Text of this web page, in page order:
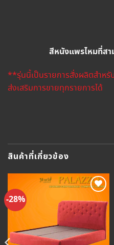
สีหนังแพรไหมที่สา
**รุ่นนี้เป็นรายการสั่งผลิตสำหรั
ส่งเสริมการขายทุกรายการได้
สินค้าที่เกี่ยวข้อง
-28%
Add to
Wishlist